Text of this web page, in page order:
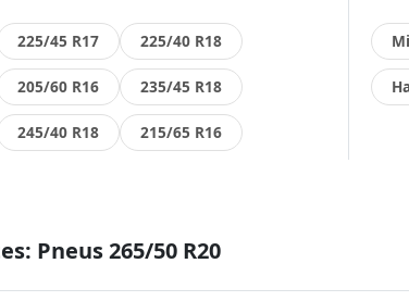
225/45 R17 225/40 R18
205/60 R16 235/45 R18
245/40 R18 215/65 R16
Pneus 265/50 R20